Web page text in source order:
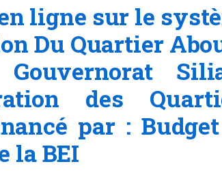
en ligne sur le
Du Quartier
des
par :
la BEI